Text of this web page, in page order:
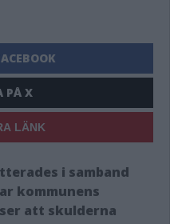
PÅ X
LÄNK
i samband
kommunens
att skulderna